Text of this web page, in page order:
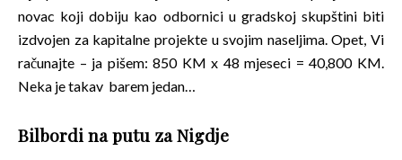
novac koji dobiju kao odbornici u gradskoj skupštini biti
izdvojen za kapitalne projekte u svojim naseljima. Opet, Vi
računajte – ja pišem: 850 KM x 48 mjeseci = 40,800 KM.
Neka je takav barem jedan…
Bilbordi na putu za Nigdje